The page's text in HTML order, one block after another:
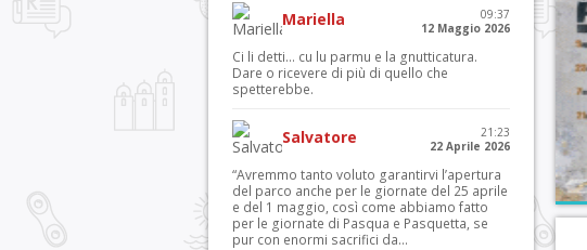
Mariella
09:37
12 Maggio 2026
Ci li detti… cu lu parmu e la gnutticatura.
Dare o ricevere di più di quello che
spetterebbe.
Salvatore
21:23
22 Aprile 2026
“Avremmo tanto voluto garantirvi l’apertura
del parco anche per le giornate del 25 aprile
e del 1 maggio, così come abbiamo fatto
per le giornate di Pasqua e Pasquetta, se
pur con enormi sacrifici da...